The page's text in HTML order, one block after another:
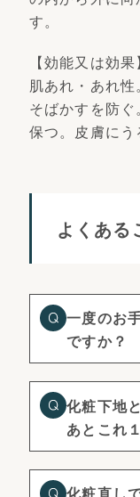
す。
【効能又は効果】
肌あれ・あれ性
そばかすを防
保つ。皮膚にう
よくある
一度のお
ですか？
化粧下地
あとこれ